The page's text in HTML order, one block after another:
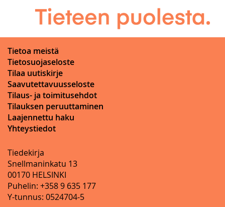
Tietoa meistä
Tietosuojaseloste
Tilaa uutiskirje
Saavutettavuusseloste
Tilaus- ja toimitusehdot
Tilauksen peruuttaminen
Laajennettu haku
Yhteystiedot
Tiedekirja
Snellmaninkatu 13
00170 HELSINKI
Puhelin: +358 9 635 177
Y-tunnus: 0524704-5